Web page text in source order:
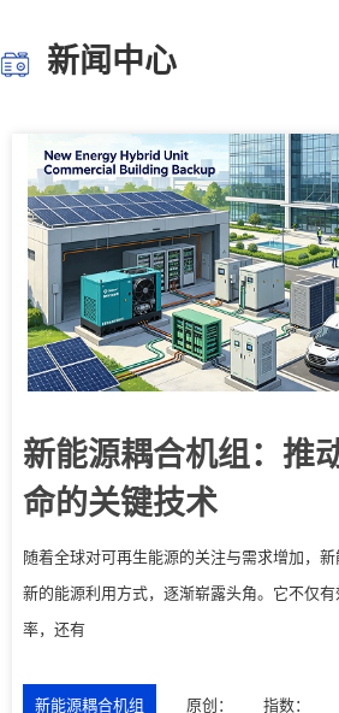
新闻中心
新能源耦合机组：推
命的关键技术
随着全球对可再生能源的关注与需求增加，
新的能源利用方式，逐渐崭露头角。它不仅
率，还有
新能源耦合机组 原创： 指数：